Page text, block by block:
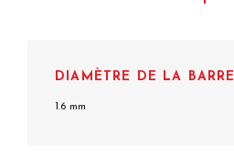
DIAMÈTRE DE LA BARRE
1.6 mm